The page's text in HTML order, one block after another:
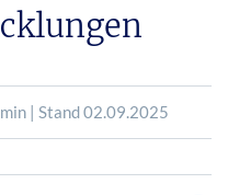
| Stand 02.09.2025